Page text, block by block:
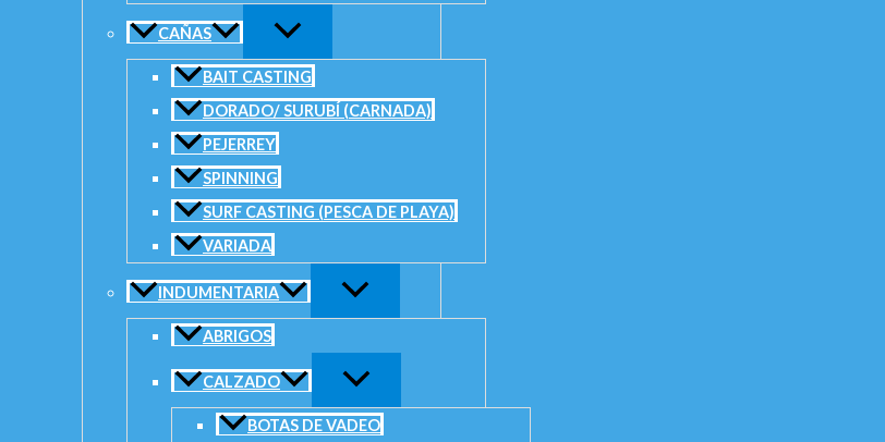
CAÑAS
BAIT CASTING
DORADO/ SURUBÍ (CARNADA)
PEJERREY
SPINNING
SURF CASTING (PESCA DE PLAYA)
VARIADA
INDUMENTARIA
ABRIGOS
CALZADO
BOTAS DE VADEO
Valoraciones (0)
Características técnicas:
Manivela balanceada ambidiestra
sistema pick up
Rotor balanceado
Anti-reverse silencioso
Freno delantero progresivo
Capacidad: 0.30/195-0.35/145-0.40/110
Relación de giro: 5.2:1
1 kg
20 × 20 × 20 cm
Valoraciones